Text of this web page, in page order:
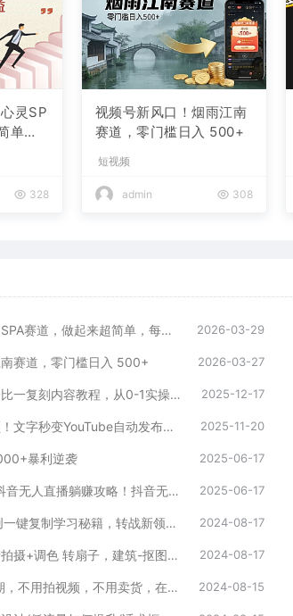
灵SP
单，
328
视频号新风口！烟雨江南
赛道，零门槛日入 500+
短视频
admin 308
视频号巨火赛道，心灵SPA赛道，做起来超简单，每天收益800+ 2026-03-29
赛道，零门槛日入 500+ 2026-03-27
抖音百万爆款账号，一比一复刻内容教程，从0-1实操课，小白也能学会，复制爆款，月入10w+ 2025-12-17
一键制作爆款故事视频！文字秒变YouTube自动发布的傻瓜式教程 2025-11-20
暴利逆袭 2025-06-17
2025最新暴利项目！抖音无人直播躺赚攻略！抖音无人直播3.0玩法！0门槛… 2025-06-17
短视频 IP实战课，独创一键复制学习秘籍，转战新领域，月赚五万轻松行 2024-08-17
剪辑技巧速成课，高清拍摄+调色 转扇子，建筑-抠图精通，新手秒变剪辑专家 2024-08-17
视频号/直播涨粉-第2期，不用拍视频，不用卖货，在直播间做菜，就可以搞钱 2024-08-15